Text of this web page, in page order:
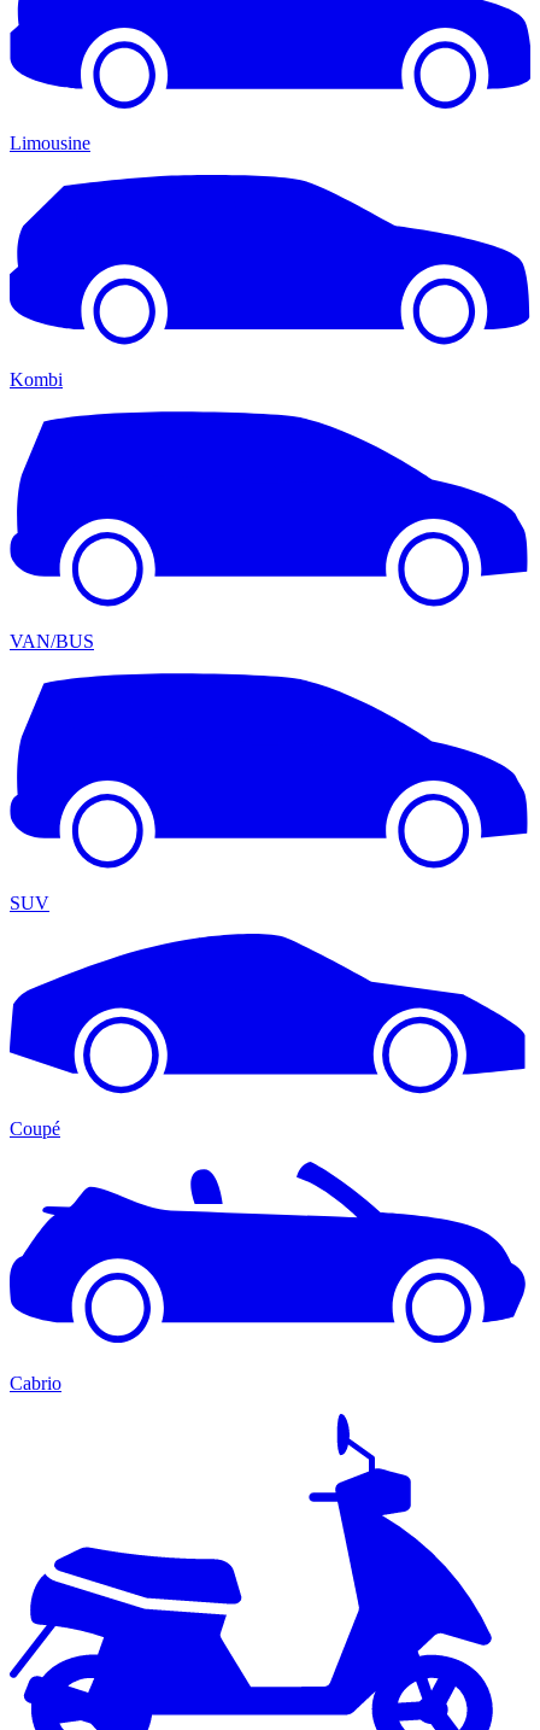
Limousine
Kombi
VAN/BUS
SUV
Coupé
Cabrio